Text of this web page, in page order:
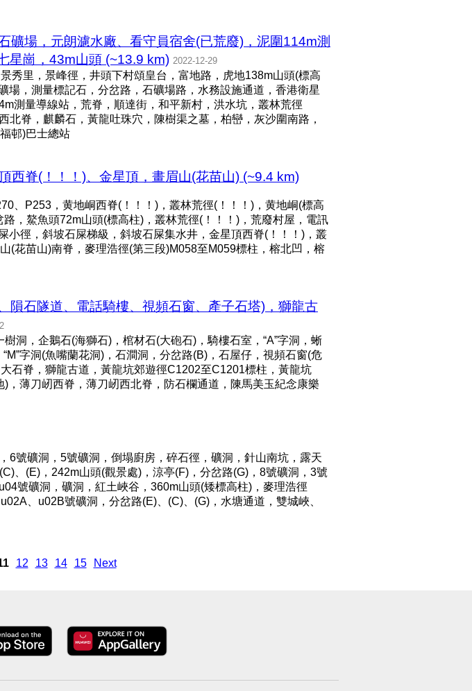
場，元朗濾水廠、看守員宿舍(已荒廢)，泥圍114m測
星崗，43m山頭 (~13.9 km) 2022-12-29
秀里，景峰徑，井頭下村頌皇台，富地路，虎地138m山頭(標高
，測量標記石，分岔路，石礦場路，水務設施通道，香港衛星
測量導線站，荒脊，順達街，和平新村，洪水坑，叢林荒徑
脊，麒麟石，黃龍吐珠穴，陳樹渠之墓，柏巒，灰沙圍南路，
邨)巴士總站
西脊(！！！)、金星頂，畫眉山(花苗山) (~9.4 km)
、P253，黄地峒西脊(！！！)，叢林荒徑(！！！)，黄地峒(標高
，鰲魚頭72m山頭(標高柱)，叢林荒徑(！！！)，荒廢村屋，電訊
徑，斜坡石屎梯級，斜坡石屎集水井，金星頂西脊(！！！)，叢
(花苗山)南脊，麥理浩徑(第三段)M058至M059標柱，榕北凹，榕
隕石隧道、電話騎樓、視頻石窗、產子石塔)，獅龍古
洞，企鵝石(海獅石)，棺材石(大砲石)，騎樓石室，“A”字洞，蜥
字洞(魚嘴蘭花洞)，石澗洞，分岔路(B)，石屋仔，視頻石窗(危
石脊，獅龍古道，黃龍坑郊遊徑C1202至C1201標柱，黃龍坑
薄刀屻西脊，薄刀屻西北脊，防石欄通道，陳馬美玉紀念康樂
6號礦洞，5號礦洞，倒塌廚房，碎石徑，礦洞，針山南坑，露天
、(E)，242m山頭(觀景處)，涼亭(F)，分岔路(G)，8號礦洞，3號
號礦洞，礦洞，紅土峽谷，360m山頭(矮標高柱)，麥理浩徑
、u02B號礦洞，分岔路(E)、(C)、(G)，水塘通道，雙城峽、
12 13 14 15 Next